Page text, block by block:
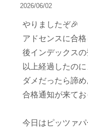
2026/06/02
やりましたぞ🎉
アドセンスに合
後インデックス
以上経過したの
ダメだったら諦
合格通知が来てお
今日はピッツァ